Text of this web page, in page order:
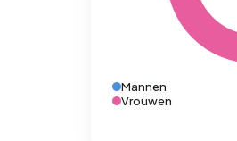
Mannen
Vrouwen